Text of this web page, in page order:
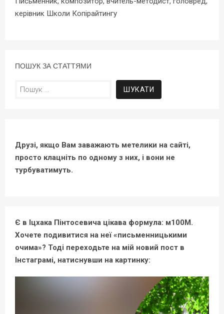
керівник Школи Копірайтингу
ПОШУК ЗА СТАТТЯМИ
Пошук:
Друзі, якщо Вам заважають метелики на сайті,
просто клацніть по одному з них, і вони не
турбуватимуть.
Є в Іцхака Пінтосевича цікава формула: м100М.
Хочете подивитися на неї «письменницькими
очима»? Тоді переходьте на мій новий пост в
Інстаграмі, натиснувши на картинку: